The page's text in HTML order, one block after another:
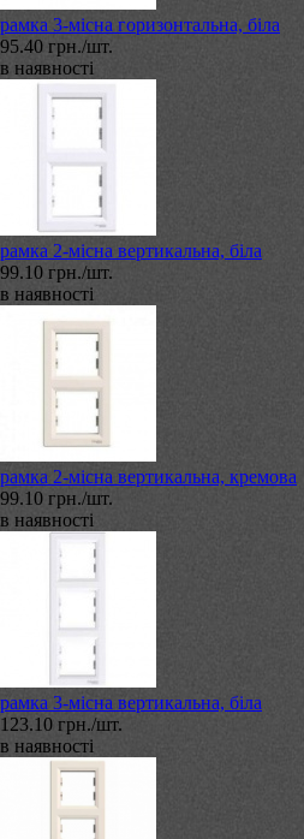
рамка 3-місна горизонтальна, біла
95.40 грн./шт.
в наявності
рамка 2-місна вертикальна, біла
99.10 грн./шт.
в наявності
рамка 2-місна вертикальна, кремова
99.10 грн./шт.
в наявності
рамка 3-місна вертикальна, біла
123.10 грн./шт.
в наявності